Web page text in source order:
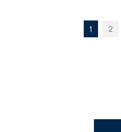
1 2